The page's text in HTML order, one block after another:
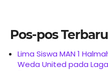
Pos-pos Terbaru
Lima Siswa MAN 1
Weda United pada